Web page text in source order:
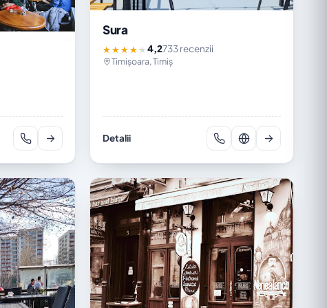
Sura
★★★★★4,2733 recenzii
Timișoara, Timiș
Detalii